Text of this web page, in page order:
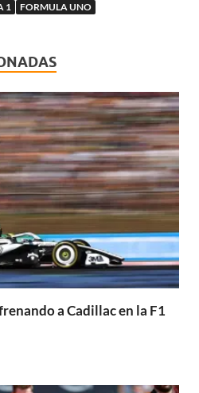
1 FORMULA UNO
a Cadillac en la F1